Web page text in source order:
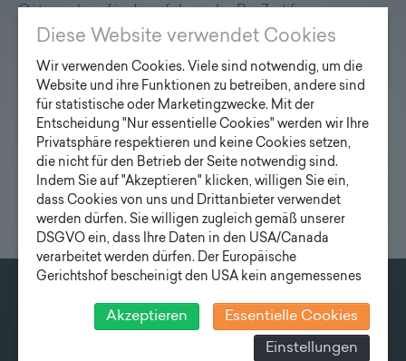
Gütezeichen für die erfolgreiche Re-Zertifizierung
wieder entgegennehmen. Damit ist es amtlich, dass
guten und verlässlichen Rahmen für die Vereinbarkeit
von Familie und Beruf schaffen.
Diese Website verwendet Cookies
Wir verwenden Cookies. Viele sind notwendig, um die
Website und ihre Funktionen zu betreiben, andere sind
für statistische oder Marketingzwecke. Mit der
Entscheidung "Nur essentielle Cookies" werden wir Ihre
Privatsphäre respektieren und keine Cookies setzen,
die nicht für den Betrieb der Seite notwendig sind.
Indem Sie auf "Akzeptieren" klicken, willigen Sie ein,
dass Cookies von uns und Drittanbieter verwendet
werden dürfen. Sie willigen zugleich gemäß unserer
DSGVO ein, dass Ihre Daten in den USA/Canada
verarbeitet werden dürfen. Der Europäische
Gerichtshof bescheinigt den USA kein angemessenes
Risiko, dass ihre Daten durch US-Behörden, zu
Kontroll- und zu Überwachungszwecken, verarbeitet
werden und dagegen keine wirksamen Rechtsbehelfe
Akzeptieren Essentielle Cookies
Einstellungen